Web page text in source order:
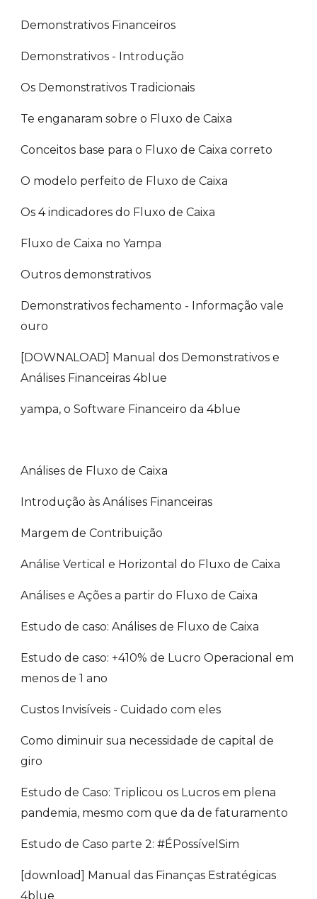
Demonstrativos Financeiros
Demonstrativos - Introdução
Os Demonstrativos Tradicionais
Te enganaram sobre o Fluxo de Caixa
Conceitos base para o Fluxo de Caixa correto
O modelo perfeito de Fluxo de Caixa
Os 4 indicadores do Fluxo de Caixa
Fluxo de Caixa no Yampa
Outros demonstrativos
Demonstrativos fechamento - Informação vale
ouro
[DOWNALOAD] Manual dos Demonstrativos e
Análises Financeiras 4blue
yampa, o Software Financeiro da 4blue
Análises de Fluxo de Caixa
Introdução às Análises Financeiras
Margem de Contribuição
Análise Vertical e Horizontal do Fluxo de Caixa
Análises e Ações a partir do Fluxo de Caixa
Estudo de caso: Análises de Fluxo de Caixa
Estudo de caso: +410% de Lucro Operacional em
menos de 1 ano
Custos Invisíveis - Cuidado com eles
Como diminuir sua necessidade de capital de
giro
Estudo de Caso: Triplicou os Lucros em plena
pandemia, mesmo com que da de faturamento
Estudo de Caso parte 2: #ÉPossívelSim
[download] Manual das Finanças Estratégicas
4blue